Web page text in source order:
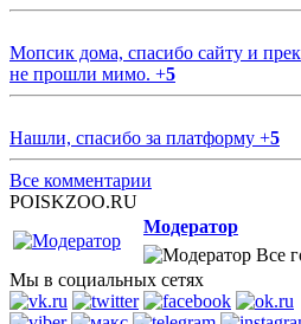
Мопсик дома, спасибо сайту и
не прошли мимо. +5
Нашли, спасибо за платформу +5
Все комментарии
POISKZOO.RU
Модератор
Все
Мы в социальных сетях